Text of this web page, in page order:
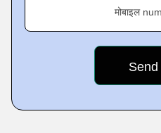
मोबाइल